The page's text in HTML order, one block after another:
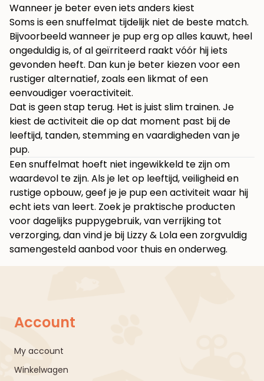
Wanneer je beter even iets anders kiest
Soms is een snuffelmat tijdelijk niet de beste match.
Bijvoorbeeld wanneer je pup erg op alles kauwt, heel
ongeduldig is, of al geïrriteerd raakt vóór hij iets
gevonden heeft. Dan kun je beter kiezen voor een
rustiger alternatief, zoals een likmat of een
eenvoudiger voeractiviteit.
Dat is geen stap terug. Het is juist slim trainen. Je
kiest de activiteit die op dat moment past bij de
leeftijd, tanden, stemming en vaardigheden van je
pup.
Een snuffelmat hoeft niet ingewikkeld te zijn om
waardevol te zijn. Als je let op leeftijd, veiligheid en
rustige opbouw, geef je je pup een activiteit waar hij
echt iets van leert. Zoek je praktische producten
voor dagelijks puppygebruik, van verrijking tot
verzorging, dan vind je bij Lizzy & Lolaeen zorgvuldig
samengesteld aanbod voor thuis en onderweg.
Account
My account
Winkelwagen